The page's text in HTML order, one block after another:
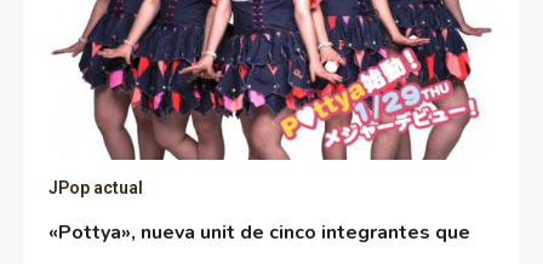
JPop actual
«Pottya», nueva unit de cinco integrantes que